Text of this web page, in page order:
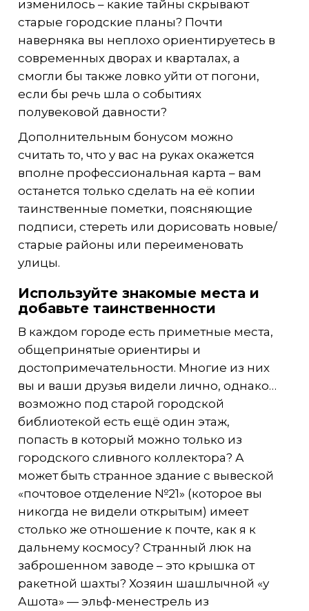
изменилось – какие тайны скрывают
старые городские планы? Почти
наверняка вы неплохо ориентируетесь в
современных дворах и кварталах, а
смогли бы также ловко уйти от погони,
если бы речь шла о событиях
полувековой давности?
Дополнительным бонусом можно
считать то, что у вас на руках окажется
вполне профессиональная карта – вам
останется только сделать на её копии
таинственные пометки, поясняющие
подписи, стереть или дорисовать новые/
старые районы или переименовать
улицы.
Используйте знакомые места и
добавьте таинственности
В каждом городе есть приметные места,
общепринятые ориентиры и
достопримечательности. Многие из них
вы и ваши друзья видели лично, однако…
возможно под старой городской
библиотекой есть ещё один этаж,
попасть в который можно только из
городского сливного коллектора? А
может быть странное здание с вывеской
«почтовое отделение №21» (которое вы
никогда не видели открытым) имеет
столько же отношение к почте, как я к
дальнему космосу? Странный люк на
заброшенном заводе – это крышка от
ракетной шахты? Хозяин шашлычной «у
Ашота» — эльф-менестрель из